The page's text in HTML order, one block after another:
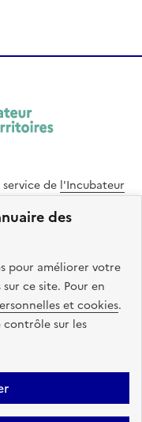
des
pour améliorer votre
ce site. Pour en
et cookies.
contrôle sur les
de l'Incubateur
de ce site web
de ce site est conçu
Mentions légales
FAQ Kit de